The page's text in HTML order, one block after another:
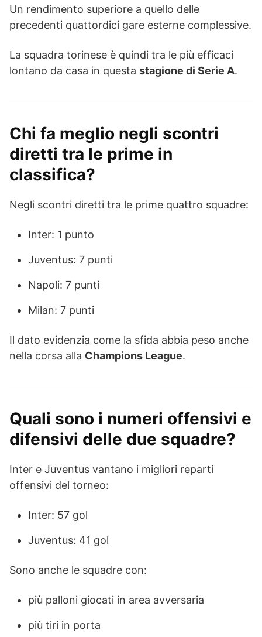
Un rendimento superiore a quello delle
precedenti quattordici gare esterne complessive.
La squadra torinese è quindi tra le più efficaci
lontano da casa in questa stagione di Serie A.
Chi fa meglio negli scontri
diretti tra le prime in
classifica?
Negli scontri diretti tra le prime quattro squadre:
Inter: 1 punto
Juventus: 7 punti
Napoli: 7 punti
Milan: 7 punti
Il dato evidenzia come la sfida abbia peso anche
nella corsa alla Champions League.
Quali sono i numeri offensivi e
difensivi delle due squadre?
Inter e Juventus vantano i migliori reparti
offensivi del torneo:
Inter: 57 gol
Juventus: 41 gol
Sono anche le squadre con:
più palloni giocati in area avversaria
più tiri in porta